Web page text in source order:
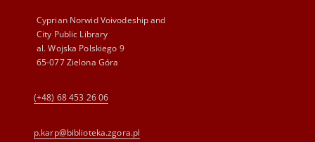
Cyprian Norwid Voivodeship and
City Public Library
al. Wojska Polskiego 9
65-077 Zielona Góra
(+48) 68 453 26 06
p.karp@biblioteka.zgora.pl